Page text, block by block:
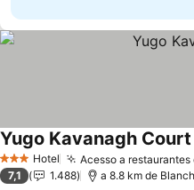
3 EstrelasHotel Acesso a
Yugo Kavanagh Court
7,1 1.488 a 8.8 km de